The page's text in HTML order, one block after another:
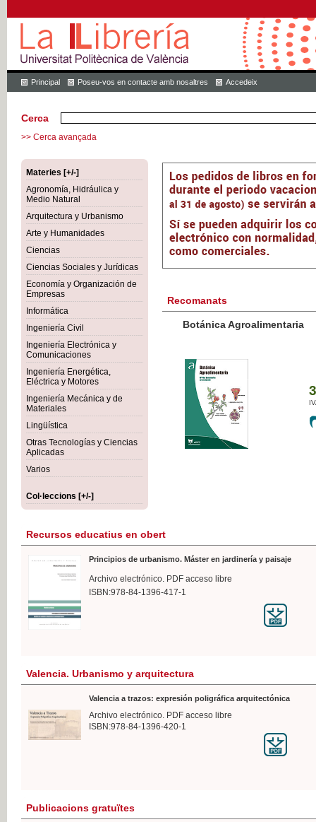
Principal Poseu-vos en contacte amb nosaltres Accedeix
Cerca
>> Cerca avançada
Materies [+/-]
Agronomía, Hidráulica y
Medio Natural
Arquitectura y Urbanismo
Arte y Humanidades
Ciencias
Ciencias Sociales y Jurídicas
Economía y Organización de
Empresas
Informática
Ingeniería Civil
Ingeniería Electrónica y
Comunicaciones
Ingeniería Energética,
Eléctrica y Motores
Ingeniería Mecánica y de
Materiales
Lingüística
Otras Tecnologías y Ciencias
Aplicadas
Varios
Col·leccions [+/-]
Recomanats
Botánica Agroalimentaria
IVA
Recursos educatius en obert
Principios de urbanismo. Máster en jardinería y paisaje
Archivo electrónico. PDF acceso libre
ISBN:978-84-1396-417-1
Valencia. Urbanismo y arquitectura
Valencia a trazos: expresión poligráfica arquitectónica
Archivo electrónico. PDF acceso libre
ISBN:978-84-1396-420-1
Publicacions gratuïtes